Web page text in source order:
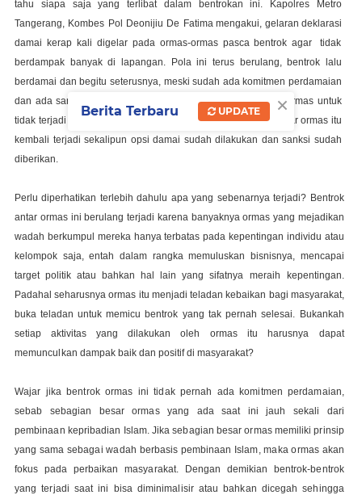
tahu siapa saja yang terlibat dalam bentrokan ini.
Kapolres Metro
Tangerang, Kombes Pol Deonijiu De Fatima mengakui, gelaran deklarasi
damai
kerap kali digelar pada ormas-ormas pasca bentrok agar
tidak
berdampak banyak di
lapangan. Pola ini terus berulang, bentrok lalu
berdamai dan begitu seterusnya, meski sudah ada komitmen perdamaian
dan ada sanksi untuk efek jera itu tidaklah menjamin antar ormas untuk
tidak terjadi bentrok kembali, bisa kita lihat bahwa bentrok antar ormas itu
kembali terjadi sekalipun opsi damai sudah dilakukan dan sanksi sudah
diberikan.
Perlu diperhatikan terlebih dahulu apa yang sebenarnya terjadi? Bentrok
antar ormas ini berulang terjadi karena banyaknya ormas yang mejadikan
wadah berkumpul mereka hanya terbatas pada kepentingan individu atau
kelompok saja, entah dalam rangka memuluskan bisnisnya, mencapai
target politik atau bahkan hal lain yang sifatnya meraih
kepentingan.
Padahal seharusnya ormas itu menjadi teladan kebaikan bagi masyarakat,
buka teladan untuk memicu bentrok yang tak pernah selesai. Bukankah
setiap aktivitas yang dilakukan oleh ormas itu
harusnya dapat
memunculkan dampak baik dan positif di masyarakat?
Wajar jika bentrok ormas ini tidak pernah ada komitmen perdamaian,
sebab sebagian besar ormas yang ada saat ini jauh sekali dari
pembinaan kepribadian Islam. Jika sebagian besar ormas memiliki prinsip
yang sama sebagai wadah berbasis pembinaan Islam, maka ormas akan
fokus pada perbaikan masyarakat. Dengan demikian bentrok-bentrok
yang terjadi saat ini bisa diminimalisir atau bahkan dicegah sehingga
×
Berita Terbaru UPDATE